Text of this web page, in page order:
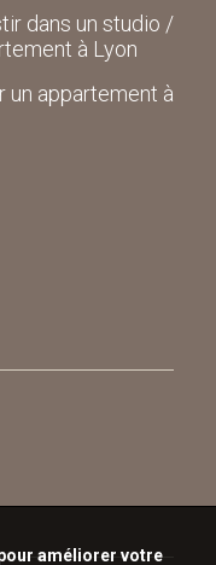
dans un studio /
à Lyon
un appartement à
améliorer votre